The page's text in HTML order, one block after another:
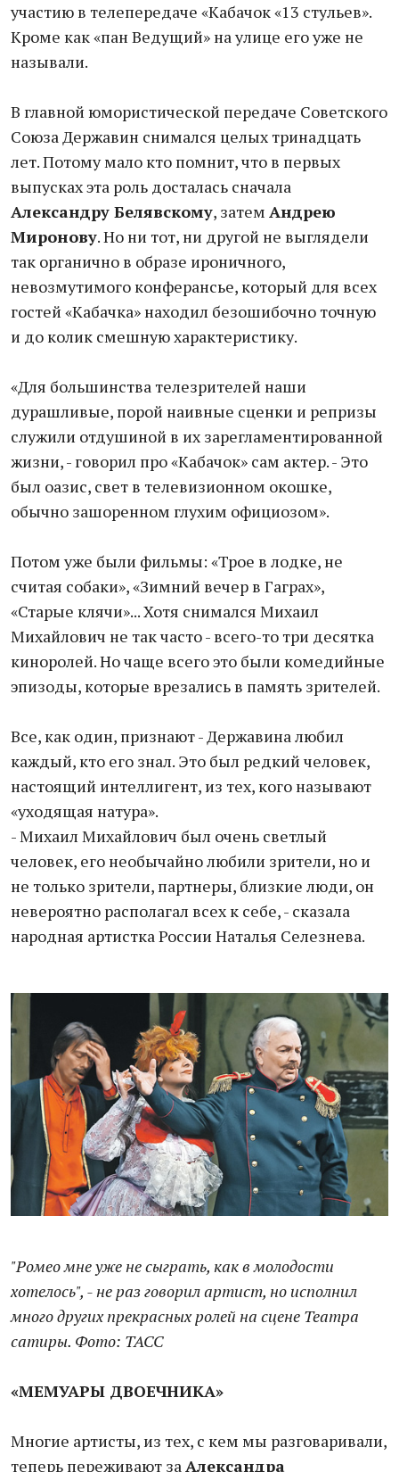
участию в телепередаче «Кабачок «13 стульев».
Кроме как «пан Ведущий» на улице его уже не
называли.
В главной юмористической передаче Советского
Союза Державин снимался целых тринадцать
лет. Потому мало кто помнит, что в первых
выпусках эта роль досталась сначала
Александру Белявскому, затем Андрею
Миронову. Но ни тот, ни другой не выглядели
так органично в образе ироничного,
невозмутимого конферансье, который для всех
гостей «Кабачка» находил безошибочно точную
и до колик смешную характеристику.
«Для большинства телезрителей наши
дурашливые, порой наивные сценки и репризы
служили отдушиной в их зарегламентированной
жизни, - говорил про «Кабачок» сам актер. - Это
был оазис, свет в телевизионном окошке,
обычно зашоренном глухим официозом».
Потом уже были фильмы: «Трое в лодке, не
считая собаки», «Зимний вечер в Гаграх»,
«Старые клячи»... Хотя снимался Михаил
Михайлович не так часто - всего-то три десятка
киноролей. Но чаще всего это были комедийные
эпизоды, которые врезались в память зрителей.
Все, как один, признают - Державина любил
каждый, кто его знал. Это был редкий человек,
настоящий интеллигент, из тех, кого называют
«уходящая натура».
- Михаил Михайлович был очень светлый
человек, его необычайно любили зрители, но и
не только зрители, партнеры, близкие люди, он
невероятно располагал всех к себе, - сказала
народная артистка России Наталья Селезнева.
"Ромео мне уже не сыграть, как в молодости
хотелось", - не раз говорил артист, но исполнил
много других прекрасных ролей на сцене Театра
сатиры. Фото: ТАСС
«МЕМУАРЫ ДВОЕЧНИКА»
Многие артисты, из тех, с кем мы разговаривали,
теперь переживают заАлександра